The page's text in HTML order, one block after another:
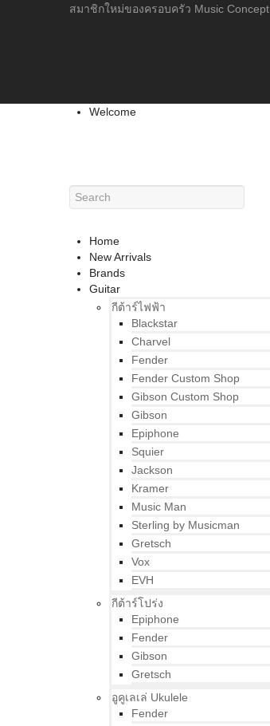
สมาชิกใหม่ของครอบครัว Music Concept
Welcome
Home
New Arrivals
Brands
Guitar
กีต้าร์ไฟฟ้า
Blackstar
Charvel
Fender
Fender Custom Shop
Gibson Custom Shop
Gibson
Epiphone
Squier
Jackson
Kramer
Music Man
Sterling by Musicman
Gretsch
Vox
EVH
กีต้าร์โปร่ง
Epiphone
Fender
Gibson
Gretsch
อูคูเลเล่ Ukulele
Fender